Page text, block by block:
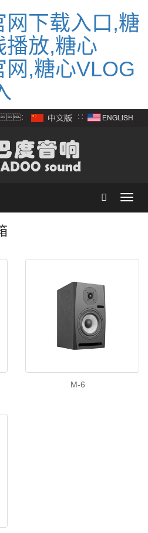
下载入口,糖
播放,糖心
,糖心VLOG
： ∷
M-6